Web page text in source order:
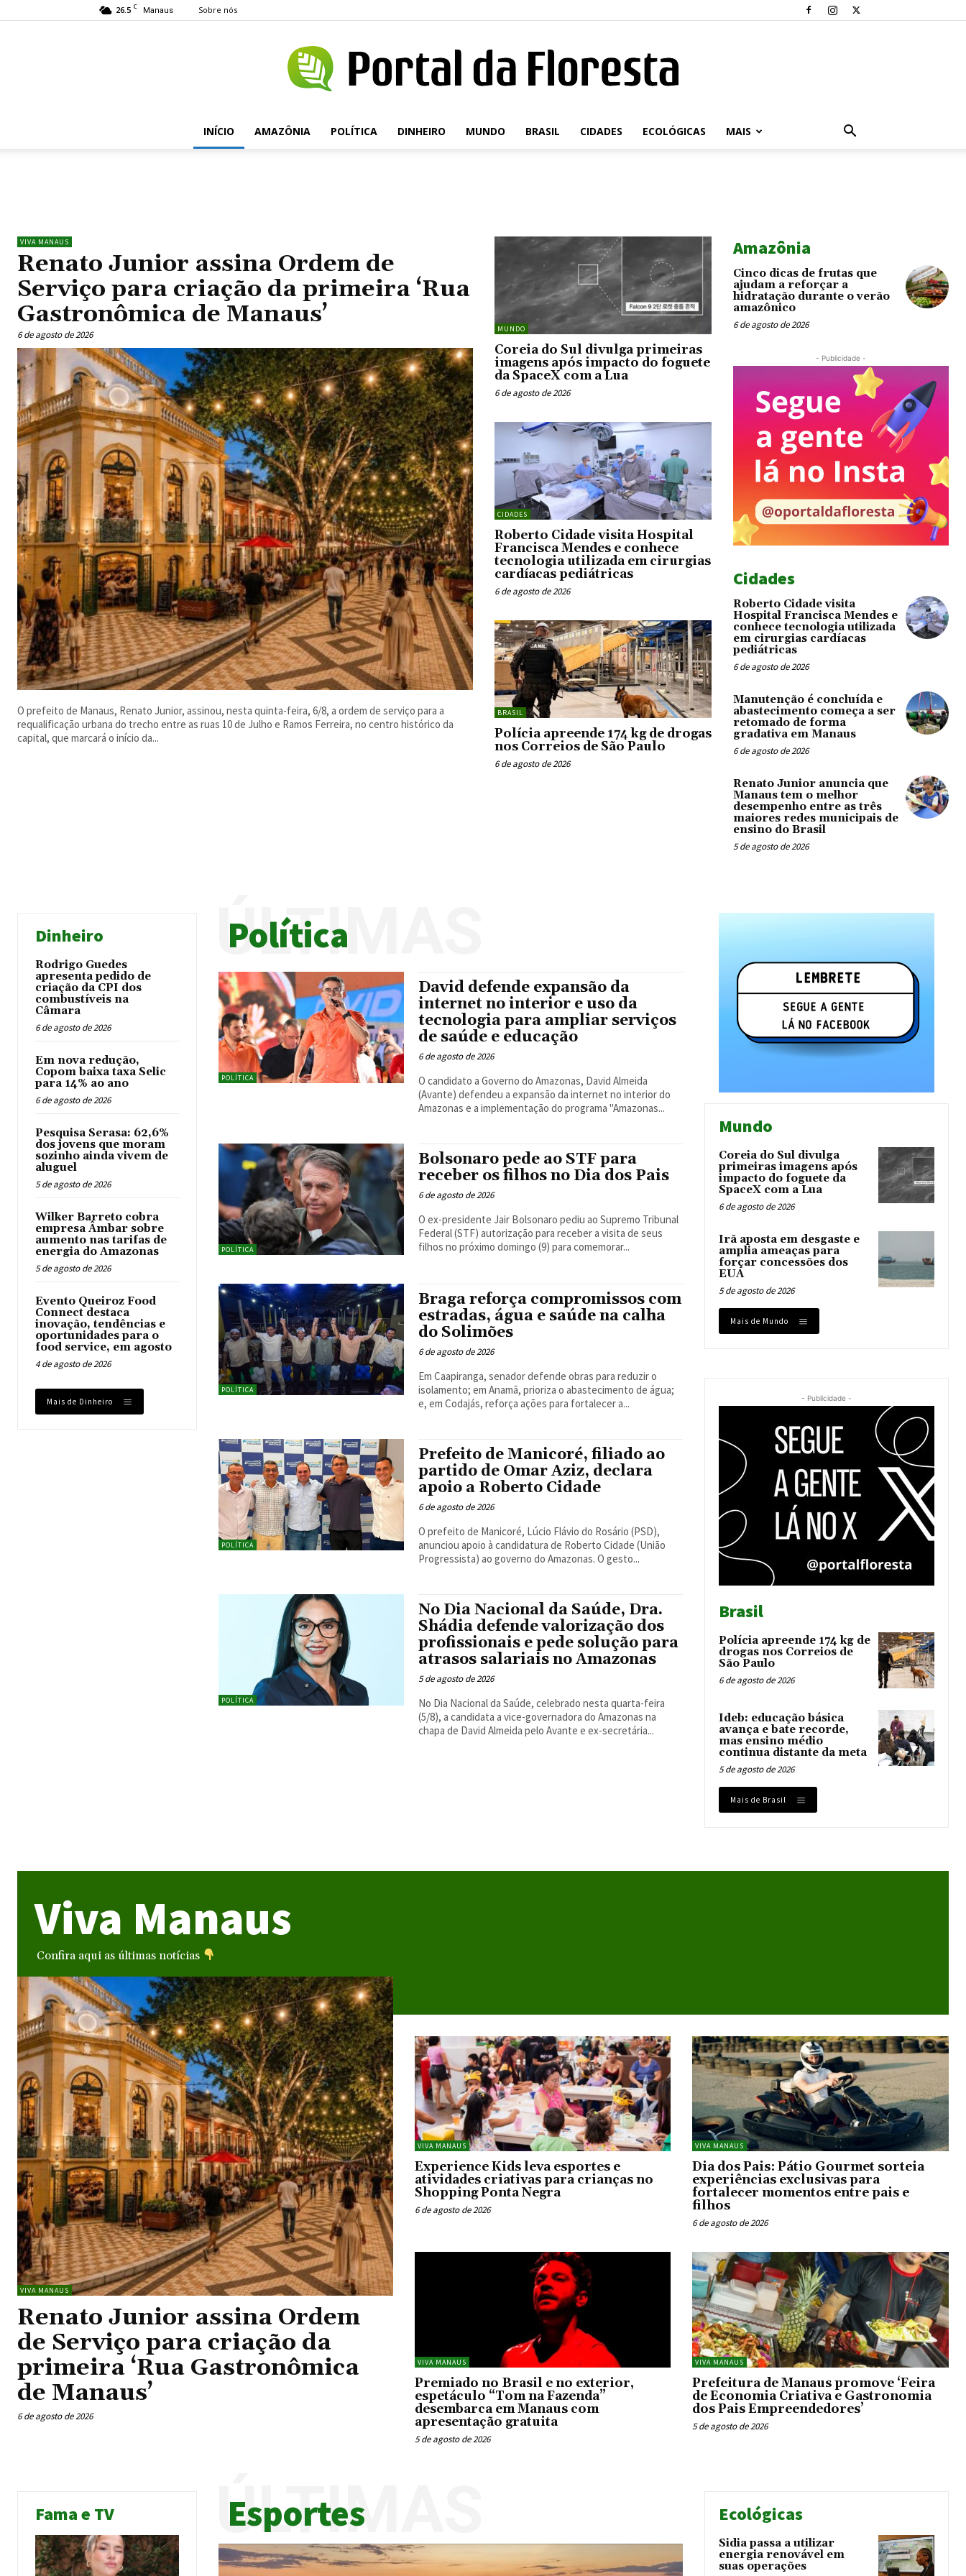
26.5 C Manaus Sobre nós
Portal
Floresta
INÍCIO AMAZÔNIA POLÍTICA DINHEIRO MUNDO BRASIL CIDADES ECOLÓGICAS MAIS
VIVA MANAUS
Renato Junior assina Ordem de
Serviço para criação da primeira ‘Rua
Gastronômica de Manaus’
6 de agosto de 2026
O prefeito de Manaus, Renato Junior, assinou, nesta quinta-feira, 6/8, a ordem de serviço para a
requalificação urbana do trecho entre as ruas 10 de Julho e Ramos Ferreira, no centro histórico da
capital, que marcará o início da...
MUNDO
Coreia do Sul divulga primeiras
imagens após impacto do foguete
da SpaceX com a Lua
6 de agosto de 2026
CIDADES
Roberto Cidade visita Hospital
Francisca Mendes e conhece
tecnologia utilizada em cirurgias
cardíacas pediátricas
6 de agosto de 2026
BRASIL
Polícia apreende 174 kg de drogas
nos Correios de São Paulo
6 de agosto de 2026
Amazônia
Cinco dicas de frutas que
ajudam a reforçar a
hidratação durante o verão
amazônico
6 de agosto de 2026
- Publicidade -
Cidades
Roberto Cidade visita
Hospital Francisca Mendes e
conhece tecnologia utilizada
em cirurgias cardíacas
pediátricas
6 de agosto de 2026
Manutenção é concluída e
abastecimento começa a ser
retomado de forma
gradativa em Manaus
6 de agosto de 2026
Renato Junior anuncia que
Manaus tem o melhor
desempenho entre as três
maiores redes municipais de
ensino do Brasil
5 de agosto de 2026
Dinheiro
Rodrigo Guedes
apresenta pedido de
criação da CPI dos
combustíveis na
Câmara
6 de agosto de 2026
Em nova redução,
Copom baixa taxa Selic
para 14% ao ano
6 de agosto de 2026
Pesquisa Serasa: 62,6%
dos jovens que moram
sozinho ainda vivem de
aluguel
5 de agosto de 2026
Wilker Barreto cobra
empresa Âmbar sobre
aumento nas tarifas de
energia do Amazonas
5 de agosto de 2026
Evento Queiroz Food
Connect destaca
inovação, tendências e
oportunidades para o
food service, em agosto
4 de agosto de 2026
Mais de Dinheiro
Política
ÚLTIMAS
POLÍTICA
David defende expansão da
internet no interior e uso da
tecnologia para ampliar serviços
de saúde e educação
6 de agosto de 2026
O candidato a Governo do Amazonas, David Almeida
(Avante) defendeu a expansão da internet no interior do
Amazonas e a implementação do programa "Amazonas...
POLÍTICA
Bolsonaro pede ao STF para
receber os filhos no Dia dos Pais
6 de agosto de 2026
O ex-presidente Jair Bolsonaro pediu ao Supremo Tribunal
Federal (STF) autorização para receber a visita de seus
filhos no próximo domingo (9) para comemorar...
POLÍTICA
Braga reforça compromissos com
estradas, água e saúde na calha
do Solimões
6 de agosto de 2026
Em Caapiranga, senador defende obras para reduzir o
isolamento; em Anamã, prioriza o abastecimento de água;
e, em Codajás, reforça ações para fortalecer a...
POLÍTICA
Prefeito de Manicoré, filiado ao
partido de Omar Aziz, declara
apoio a Roberto Cidade
6 de agosto de 2026
O prefeito de Manicoré, Lúcio Flávio do Rosário (PSD),
anunciou apoio à candidatura de Roberto Cidade (União
Progressista) ao governo do Amazonas. O gesto...
POLÍTICA
No Dia Nacional da Saúde, Dra.
Shádia defende valorização dos
profissionais e pede solução para
atrasos salariais no Amazonas
5 de agosto de 2026
No Dia Nacional da Saúde, celebrado nesta quarta-feira
(5/8), a candidata a vice-governadora do Amazonas na
chapa de David Almeida pelo Avante e ex-secretária...
Mundo
Coreia do Sul divulga
primeiras imagens após
impacto do foguete da
SpaceX com a Lua
6 de agosto de 2026
Irã aposta em desgaste e
amplia ameaças para
forçar concessões dos
EUA
5 de agosto de 2026
Mais de Mundo
- Publicidade -
Brasil
Polícia apreende 174 kg de
drogas nos Correios de
São Paulo
6 de agosto de 2026
Ideb: educação básica
avança e bate recorde,
mas ensino médio
continua distante da meta
5 de agosto de 2026
Mais de Brasil
Viva Manaus
Confira aqui as últimas notícias
VIVA MANAUS
Renato Junior assina Ordem
de Serviço para criação da
primeira ‘Rua Gastronômica
de Manaus’
6 de agosto de 2026
VIVA MANAUS
Experience Kids leva esportes e
atividades criativas para crianças no
Shopping Ponta Negra
6 de agosto de 2026
VIVA MANAUS
Dia dos Pais: Pátio Gourmet sorteia
experiências exclusivas para
fortalecer momentos entre pais e
filhos
6 de agosto de 2026
VIVA MANAUS
Premiado no Brasil e no exterior,
espetáculo “Tom na Fazenda”
desembarca em Manaus com
apresentação gratuita
5 de agosto de 2026
VIVA MANAUS
Prefeitura de Manaus promove ‘Feira
de Economia Criativa e Gastronomia
dos Pais Empreendedores’
5 de agosto de 2026
Fama e TV Esportes
ÚLTIMAS Ecológicas
Sidia passa a utilizar
energia renovável em
suas operações